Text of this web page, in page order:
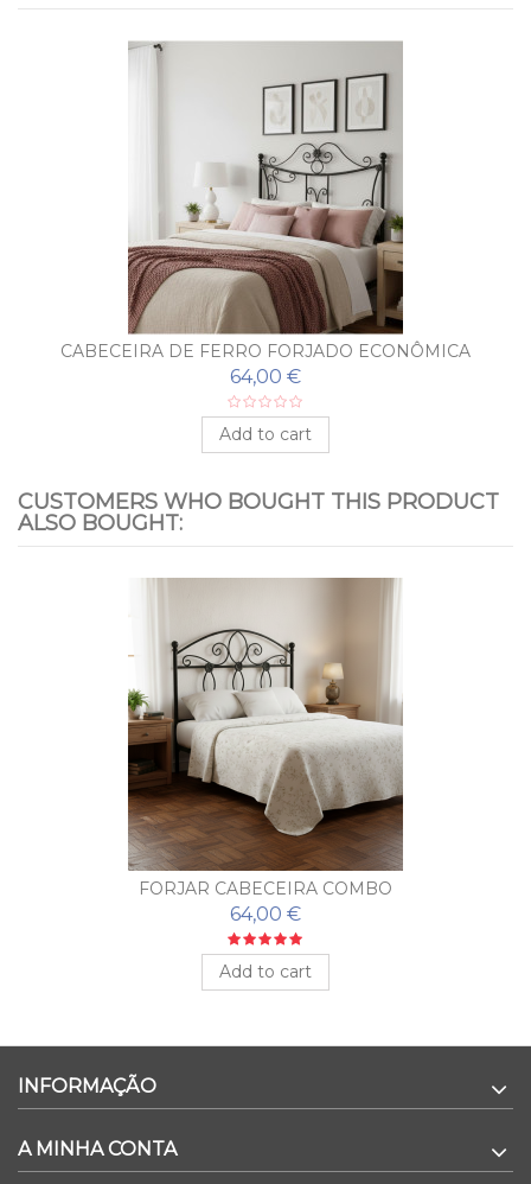
CABECEIRA DE FERRO FORJADO ECONÔMICA
CLÁSICO
64,00 €
Add to cart
CUSTOMERS WHO BOUGHT THIS PRODUCT
ALSO BOUGHT:
FORJAR CABECEIRA COMBO
64,00 €
Add to cart
INFORMAÇÃO
A MINHA CONTA